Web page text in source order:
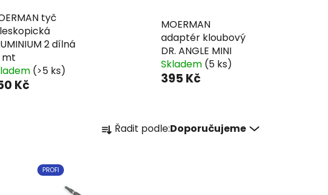
tyč
2 dílná
mt
(>5 ks)
Kč
MOERMAN
adaptér kloubový
DR. ANGLE MINI
Skladem (5 ks)
395 Kč
a Řadit podle:Doporučujeme
PROFI